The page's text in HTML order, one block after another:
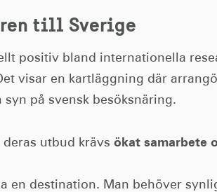
till Sverige
positiv bland internationella
visar en kartläggning där
på svensk besöksnäring.
utbud krävs ökat samarbete
en destination. Man behöver